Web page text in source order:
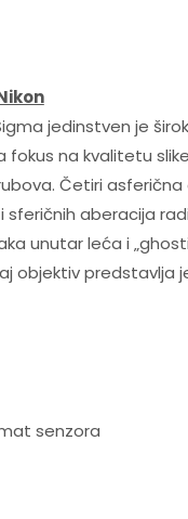
jedinstven je
na kvalitetu
Četiri
aberacija
unutar leća i
objektiv predstavlja
senzora